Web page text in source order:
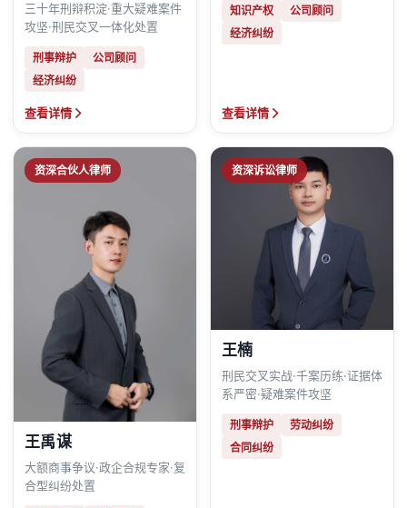
三十年刑辩积淀·重大疑难案件
攻坚·刑民交叉一体化处置
刑事辩护
公司顾问
经济纠纷
查看详情
知识产权
公司顾问
经济纠纷
查看详情
资深合伙人律师
王禹谋
大额商事争议·政企合规专家·复
合型纠纷处置
资深诉讼律师
王楠
刑民交叉实战·千案历练·证据体
系严密·疑难案件攻坚
刑事辩护
劳动纠纷
合同纠纷